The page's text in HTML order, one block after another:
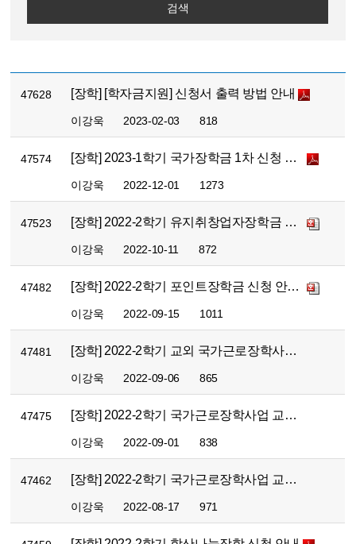
검색
47628 [장학] [학자금지원] 신청서 출력 방법 안내
이강욱 2023-02-03 818
47574 [장학] 2023-1학기 국가장학금 1차 신청 안내
이강욱 2022-12-01 1273
47523 [장학] 2022-2학기 유지취창업자장학금 신청 안내
이강욱 2022-10-11 872
47482 [장학] 2022-2학기 포인트장학금 신청 안내(22-1학기 실적)
이강욱 2022-09-15 1011
47481 [장학] 2022-2학기 교외 국가근로장학사업 신청 안내
이강욱 2022-09-06 865
47475 [장학] 2022-2학기 국가근로장학사업 교내근로 희망학생 신청 접수 안내(추가1차)
이강욱 2022-09-01 838
47462 [장학] 2022-2학기 국가근로장학사업 교내근로 희망학생 신청 접수 안내
이강욱 2022-08-17 971